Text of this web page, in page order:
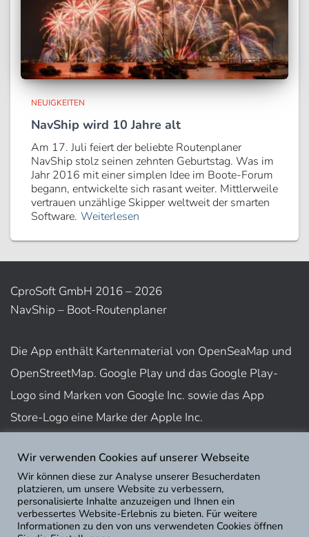
NEUIGKEITEN
NavShip wird 10 Jahre alt
Am 17. Juli feiert der beliebte Routenplaner
NavShip stolz seinen zehnten Geburtstag. Was im
Jahr 2016 mit einer simplen Idee im Boote-Forum
begann, entwickelte sich rasant weiter. Mittlerweile
vertrauen unzählige Skipper weltweit der smarten
Software. Weiterlesen
CproSoft GmbH 2016 – 2026
NavShip – Boot-Routenplaner
Die App enthält Kartenmaterial von OpenSeaMap und
OpenStreetMap. Google Play und das Google Play-
Logo sind Marken von Google Inc. sowie das App
Store-Logo eine Marke der Apple Inc.
Nutzungsbedingungen
Impressum
Datenschutz
Wir verwenden Cookies auf unserer Webseite
Wir können diese zur Analyse unserer Besucherdaten
platzieren, um unsere Website zu verbessern,
personalisierte Inhalte anzuzeigen und Ihnen ein
verbessertes Website-Erlebnis zu bieten. Für weitere
Informationen zu den von uns verwendeten Cookies öffnen